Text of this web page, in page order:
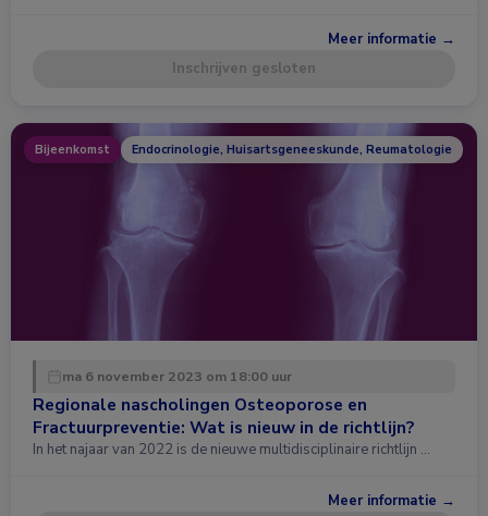
Meer informatie →
Inschrijven gesloten
Bijeenkomst Endocrinologie, Huisartsgeneeskunde, Reumatologie
ma 6 november 2023 om 18:00 uur
Regionale nascholingen Osteoporose en
Fractuurpreventie: Wat is nieuw in de richtlijn?
In het najaar van 2022 is de nieuwe multidisciplinaire richtlijn …
Meer informatie →